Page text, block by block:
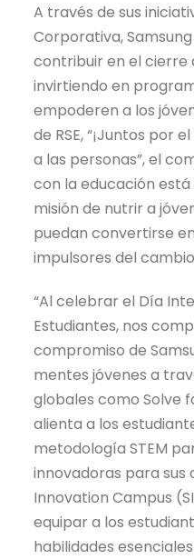
A través de sus
Corporativa,
contribuir en el cierre
invirtiendo en
empoderen a los
de RSE, “¡Juntos por
a las personas”, el
con la educación
misión de nutrir a
puedan convertirse
impulsores del
“Al celebrar el Día
Estudiantes, nos
compromiso de
mentes jóvenes a
globales como Solve
alienta a los
metodología STEM
innovadoras para sus
Innovation Campus
equipar a los
habilidades